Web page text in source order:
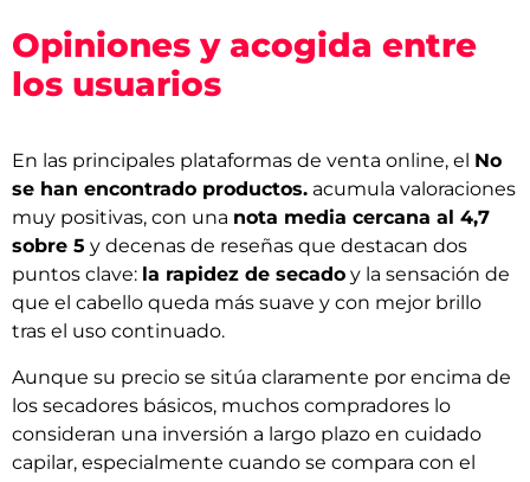
Opiniones y acogida entre
los usuarios
En las principales plataformas de venta online, el No
se han encontrado productos. acumula valoraciones
muy positivas, con una nota media cercana al 4,7
sobre 5 y decenas de reseñas que destacan dos
puntos clave: la rapidez de secado y la sensación de
que el cabello queda más suave y con mejor brillo
tras el uso continuado.
Aunque su precio se sitúa claramente por encima de
los secadores básicos, muchos compradores lo
consideran una inversión a largo plazo en cuidado
capilar, especialmente cuando se compara con el